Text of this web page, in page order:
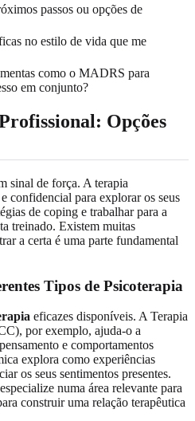
passos ou opções de
no estilo de vida que me
como o MADRS para
em conjunto?
Opções
sinal de força. A terapia
confidencial para explorar os seus
de coping e trabalhar para a
treinado. Existem muitas
a certa é uma parte fundamental
Tipos de Psicoterapia
eficazes disponíveis. A Terapia
por exemplo, ajuda-o a
e comportamentos
explora como experiências
os seus sentimentos presentes.
numa área relevante para
construir uma relação terapêutica